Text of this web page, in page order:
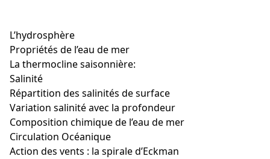
L’hydrosphère
Propriétés de l’eau de mer
La thermocline saisonnière:
Salinité
Répartition des salinités de surface
Variation salinité avec la profondeur
Composition chimique de l’eau de mer
Circulation Océanique
Action des vents : la spirale d’Eckman